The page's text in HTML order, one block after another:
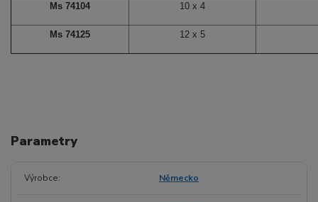
Ms 74104 10 x 4
Ms 74125 12 x 5
Parametry
Výrobce Německo